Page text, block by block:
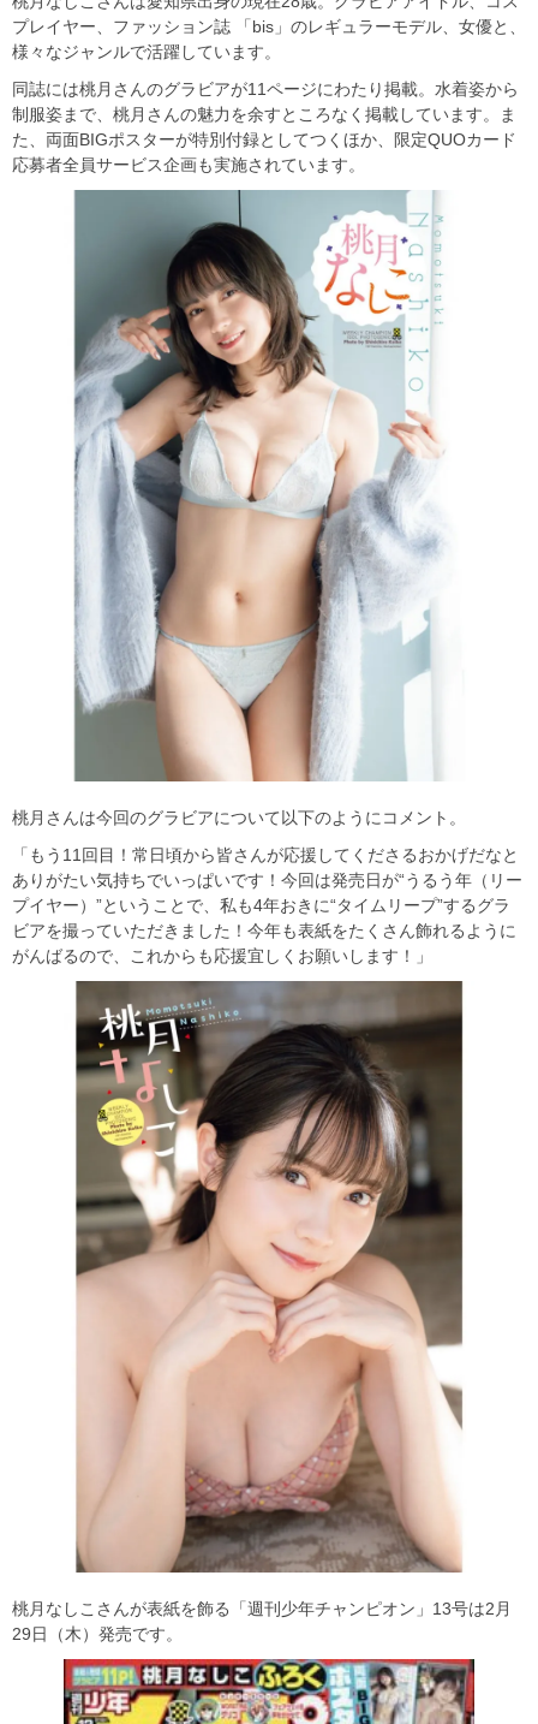
プレイヤー、ファッション誌 「bis」のレギュラーモデル、女優と、
様々なジャンルで活躍しています。
同誌には桃月さんのグラビアが11ページにわたり掲載。水着姿から
制服姿まで、桃月さんの魅力を余すところなく掲載しています。ま
た、両面BIGポスターが特別付録としてつくほか、限定QUOカード
応募者全員サービス企画も実施されています。
桃月さんは今回のグラビアについて以下のようにコメント。
「もう11回目！常日頃から皆さんが応援してくださるおかげだなと
ありがたい気持ちでいっぱいです！今回は発売日が“うるう年（リー
プイヤー）”ということで、私も4年おきに“タイムリープ”するグラ
ビアを撮っていただきました！今年も表紙をたくさん飾れるように
がんばるので、これからも応援宜しくお願いします！」
桃月なしこさんが表紙を飾る「週刊少年チャンピオン」13号は2月
29日（木）発売です。